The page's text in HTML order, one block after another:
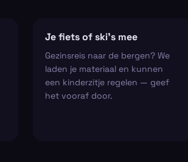
Je fiets of ski’s mee
Gezinsreis naar de bergen? We
laden je materiaal en kunnen
een kinderzitje regelen — geef
het vooraf door.